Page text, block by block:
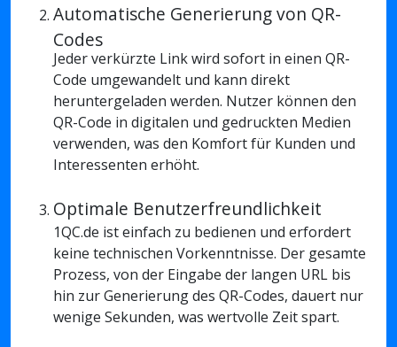
Automatische Generierung von QR-
Codes
Jeder verkürzte Link wird sofort in einen QR-
Code umgewandelt und kann direkt
heruntergeladen werden. Nutzer können den
QR-Code in digitalen und gedruckten Medien
verwenden, was den Komfort für Kunden und
Interessenten erhöht.
Optimale Benutzerfreundlichkeit
1QC.de ist einfach zu bedienen und erfordert
keine technischen Vorkenntnisse. Der gesamte
Prozess, von der Eingabe der langen URL bis
hin zur Generierung des QR-Codes, dauert nur
wenige Sekunden, was wertvolle Zeit spart.